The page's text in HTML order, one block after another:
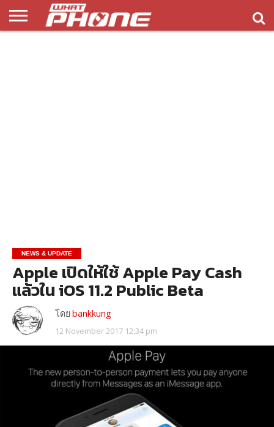
NEWS & UPDATE
Apple เปิดให้ใช้ Apple Pay Cash
แล้วใน iOS 11.2 Public Beta
โดยbankkung
12 November 2017 12:34 pm